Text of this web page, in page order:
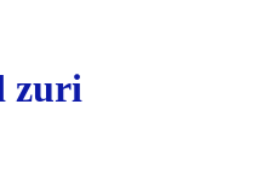
zuri